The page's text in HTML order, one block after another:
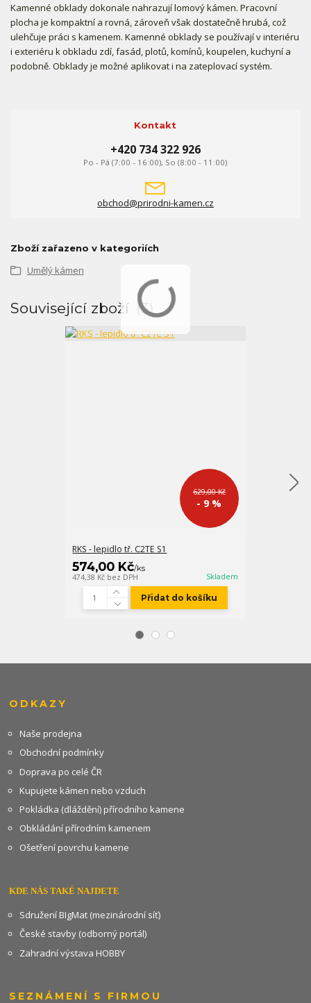
Kamenné obklady dokonale nahrazují lomový kámen. Pracovní
plocha je kompaktní a rovná, zároveň však dostatečně hrubá, což
ulehčuje práci s kamenem. Kamenné obklady se používají v interiéru
i exteriéru k obkladu zdí, fasád, plotů, komínů, koupelen, kuchyní a
podobně. Obklady je možné aplikovat i na zateplovací systém.
Kontakt
+420 734 322 926
Po - Pá (7:00 - 16:00), So (8:00 - 11:00)
obchod@prirodni-kamen.cz
Zboží zařazeno v kategoriích
Umělý kámen
Související zboží 3
629,00 Kč
- 9 %
RKS - lepidlo tř. C2TE S1
574,00 Kč/ks
474,38 Kč bez DPH Skladem
Přidat do košíku
ODKAZY
Naše prodejna
Obchodní podmínky
Doprava po celé ČR
Kupujete kámen nebo vzduch
Pokládka (dláždění) přírodního kamene
Obkládání přírodním kamenem
Ošetření povrchu kamene
KDE NÁS TAKÉ NAJDETE
Sdružení BIgMat (mezinárodní síť)
České stavby (odborný portál)
Zahradní výstava HOBBY
SEZNÁMENÍ S FIRMOU